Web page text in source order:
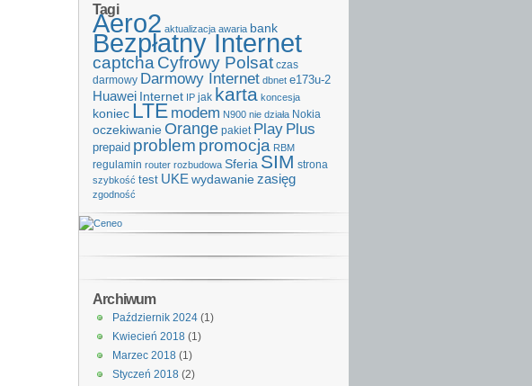
Tagi
Aero2 aktualizacja awaria bank
Bezpłatny Internet
captcha Cyfrowy Polsat czas
darmowy Darmowy Internet dbnet e173u-2
Huawei Internet IP jak karta koncesja
koniec LTE modem N900 nie działa Nokia
oczekiwanie Orange pakiet Play Plus
prepaid problem promocja RBM
regulamin router rozbudowa Sferia SIM strona
szybkość test UKE wydawaniezasięg
zgodność
Archiwum
Październik 2024 (1)
Kwiecień 2018 (1)
Marzec 2018 (1)
Styczeń 2018 (2)